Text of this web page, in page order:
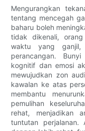
Mengurangkan
tentang mencegah
baharu boleh
tidak dikenali,
waktu yang
perancangan.
kognitif dan emosi
mewujudkan zon
kawalan ke atas
membantu
pemulihan
rehat, menjadikan
tuntutan